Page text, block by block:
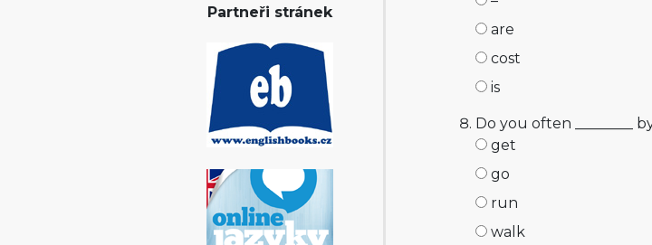
Partneři stránek
are
cost
is
Do you often ________
get
go
run
walk